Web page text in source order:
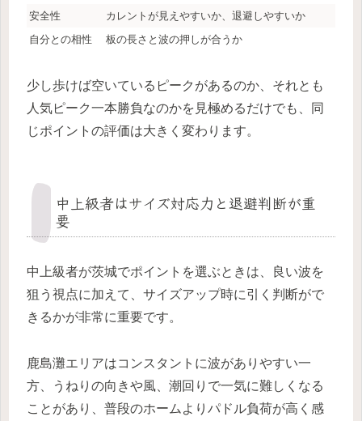
安全性
カレントが見えやすいか、退避しやすいか
自分との相性
板の長さと波の押しが合うか
少し歩けば空いているピークがあるのか、それとも
人気ピーク一本勝負なのかを見極めるだけでも、同
じポイントの評価は大きく変わります。
中上級者はサイズ対応力と退避判断が重
要
中上級者が茨城でポイントを選ぶときは、良い波を
狙う視点に加えて、サイズアップ時に引く判断がで
きるかが非常に重要です。
鹿島灘エリアはコンスタントに波がありやすい一
方、うねりの向きや風、潮回りで一気に難しくなる
ことがあり、普段のホームよりパドル負荷が高く感